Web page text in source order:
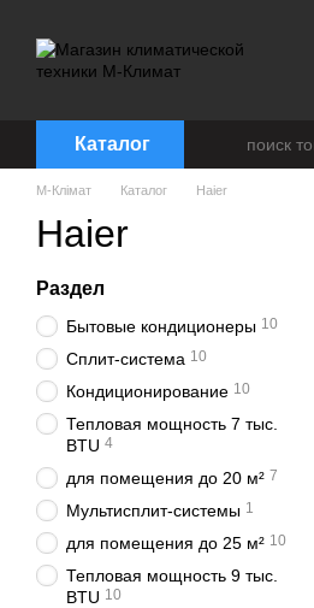
Каталог
M-Клімат Каталог Haier
Haier
Раздел
Бытовые кондиционеры 10
Сплит-система 10
Кондиционирование 10
Тепловая мощность 7 тыс.
BTU 4
для помещения до 20 м² 7
Мультисплит-системы 1
для помещения до 25 м² 10
Тепловая мощность 9 тыс.
BTU 10